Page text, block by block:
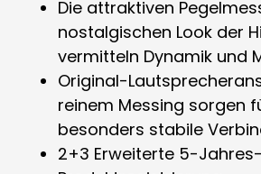
Die attraktiven
nostalgischen Look der
vermitteln Dynamik und
Original-
reinem Messing sorgen
besonders stabile
2+3 Erweiterte 5-